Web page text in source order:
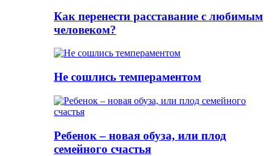
Как перенести расставание с любимым
человеком?
Не сошлись темпераментом
Ребенок – новая обуза, или плод
семейного счастья